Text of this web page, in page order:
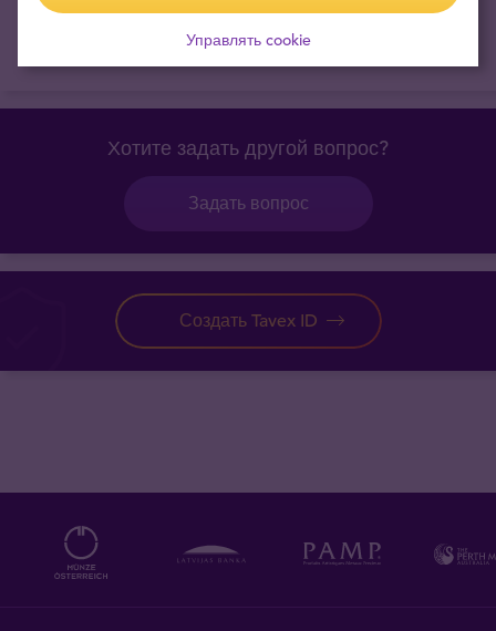
Хотите задать другой вопрос?
Задать вопрос
Создать Tavex ID
Управлять cookie